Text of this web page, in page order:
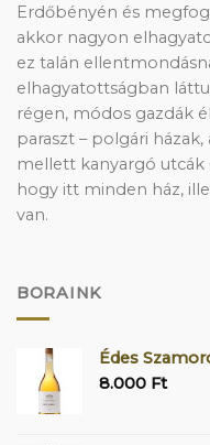
Erdőbényén és
akkor nagyon
ez talán
elhagyatottságban
régen, módos gazdák
paraszt – polgári
mellett kanyargó utcák
hogy itt minden ház,
van.
BORAINK
Édes
8.000 Ft